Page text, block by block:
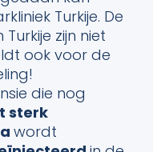
Turkije. De
zijn niet
ook voor de
die nog
sterk
wordt